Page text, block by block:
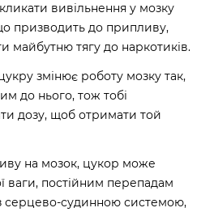
вивільнення у мозку
призводить до припливу,
майбутню тягу до наркотиків.
змінює роботу мозку так,
до нього, тож тобі
дозу, щоб отримати той
на мозок, цукор може
ваги, постійним перепадам
серцево-судинною системою,